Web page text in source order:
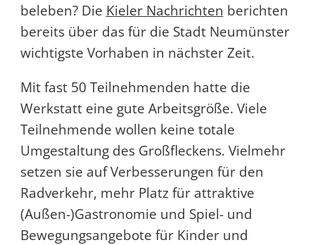
beleben? Die Kieler Nachrichten berichten
bereits über das für die Stadt Neumünster
wichtigste Vorhaben in nächster Zeit.
Mit fast 50 Teilnehmenden hatte die
Werkstatt eine gute Arbeitsgröße. Viele
Teilnehmende wollen keine totale
Umgestaltung des Großfleckens. Vielmehr
setzen sie auf Verbesserungen für den
Radverkehr, mehr Platz für attraktive
(Außen-)Gastronomie und Spiel- und
Bewegungsangebote für Kinder und